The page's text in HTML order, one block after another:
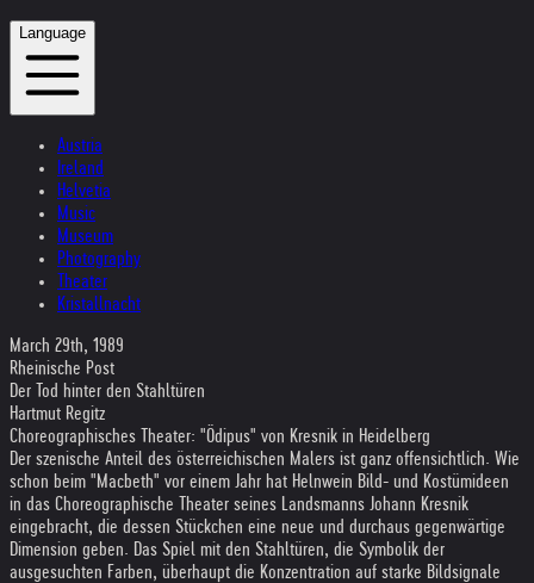
Language
Austria
Ireland
Helvetia
Music
Museum
Photography
Theater
Kristallnacht
March 29th, 1989
Rheinische Post
Der Tod hinter den Stahltüren
Hartmut Regitz
Choreographisches Theater: "Ödipus" von Kresnik in Heidelberg
Der szenische Anteil des österreichischen Malers ist ganz offensichtlich. Wie
schon beim "Macbeth" vor einem Jahr hat Helnwein Bild- und Kostümideen
in das Choreographische Theater seines Landsmanns Johann Kresnik
eingebracht, die dessen Stückchen eine neue und durchaus gegenwärtige
Dimension geben. Das Spiel mit den Stahltüren, die Symbolik der
ausgesuchten Farben, überhaupt die Konzentration auf starke Bildsignale